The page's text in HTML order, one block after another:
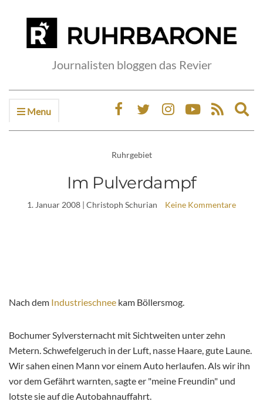
Journalisten bloggen das Revier
Menu
Ruhrgebiet
Im Pulverdampf
1. Januar 2008 | Christoph Schurian Keine Kommentare
Nach dem Industrieschnee kam Böllersmog.
Bochumer Sylversternacht mit Sichtweiten unter zehn
Metern. Schwefelgeruch in der Luft, nasse Haare, gute Laune.
Wir sahen einen Mann vor einem Auto herlaufen. Als wir ihn
vor dem Gefährt warnten, sagte er "meine Freundin" und
lotste sie auf die Autobahnauffahrt.